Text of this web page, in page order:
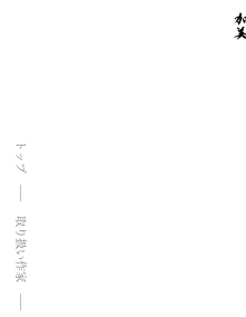
トップ
取り扱い作家